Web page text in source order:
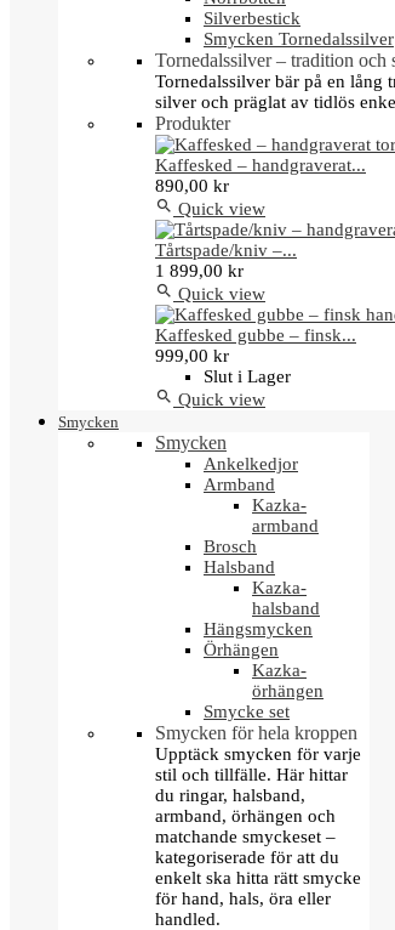
Silverbestick
Smycken Tornedalssilver
Tornedalssilver – tradition
Tornedalssilver bär på en lång
silver och präglat av tidlös
Produkter
Kaffesked – handgraverat...
890,00 kr
 Quick view
Tårtspade/kniv –...
1 899,00 kr
 Quick view
Kaffesked gubbe – finsk...
999,00 kr
Slut i Lager
 Quick view
Smycken
Smycken
Ankelkedjor
Armband
Kazka-
armband
Brosch
Halsband
Kazka-
halsband
Hängsmycken
Örhängen
Kazka-
örhängen
Smycke set
Smycken för hela kroppen
Upptäck smycken för varje
stil och tillfälle. Här hittar
du ringar, halsband,
armband, örhängen och
matchande smyckeset –
kategoriserade för att du
enkelt ska hitta rätt smycke
för hand, hals, öra eller
handled.